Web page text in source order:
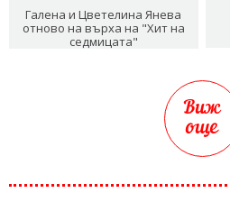
Галена и Цветелина Янева
отново на върха на "Хит на
седмицата"
Виж
още